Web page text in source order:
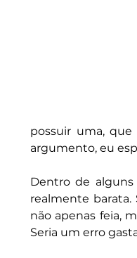
possuir uma,
argumento, eu
Dentro de
realmente barata.
não apenas feia,
Seria um erro